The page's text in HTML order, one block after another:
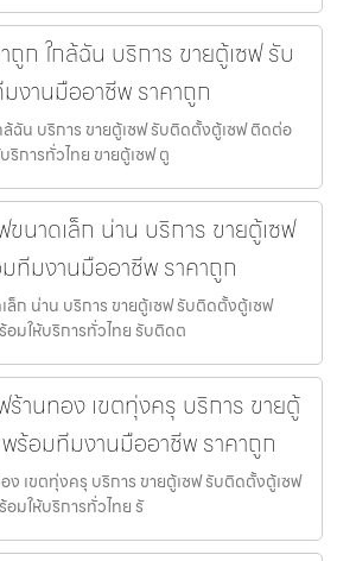
ถูก ใกล้ฉัน บริการ ขายตู้เซฟ รับ
งานมืออาชีพ ราคาถูก
ล้ฉัน บริการ ขายตู้เซฟ รับติดตั้งตู้เซฟ ติดต่อ
การทั่วไทย ขายตู้เซฟ ตู
นาดเล็ก น่าน บริการ ขายตู้เซฟ
ทีมงานมืออาชีพ ราคาถูก
ก น่าน บริการ ขายตู้เซฟ รับติดตั้งตู้เซฟ
มให้บริการทั่วไทย รับติดต
านทอง เขตทุ่งครุ บริการ ขายตู้
ร้อมทีมงานมืออาชีพ ราคาถูก
ง เขตทุ่งครุ บริการ ขายตู้เซฟ รับติดตั้งตู้เซฟ
มให้บริการทั่วไทย รั